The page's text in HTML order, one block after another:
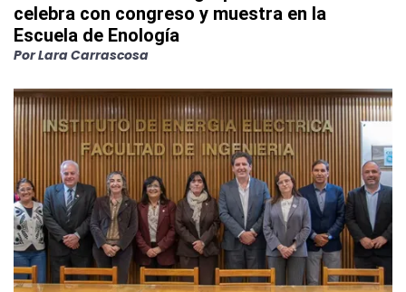
celebra con congreso y muestra en la
Escuela de Enología
PorLara Carrascosa